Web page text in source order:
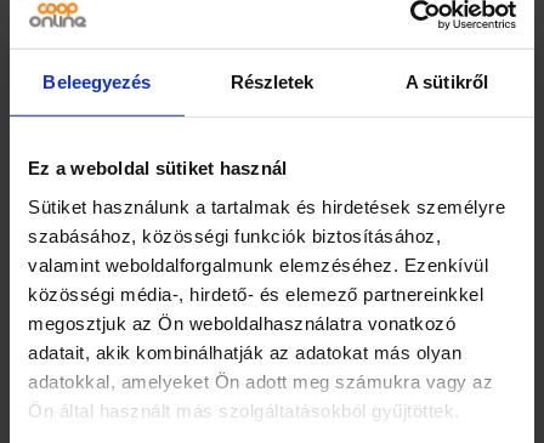
Beleegyezés Részletek A sütikről
Ez a weboldal sütiket használ
Sütiket használunk a tartalmak és hirdetések személyre
szabásához, közösségi funkciók biztosításához,
valamint weboldalforgalmunk elemzéséhez. Ezenkívül
közösségi média-, hirdető- és elemező partnereinkkel
megosztjuk az Ön weboldalhasználatra vonatkozó
adatait, akik kombinálhatják az adatokat más olyan
adatokkal, amelyeket Ön adott meg számukra vagy az
Ön által használt más szolgáltatásokból gyűjtöttek.
illeszkedve az asztalhoz,
– egy kefe a kendő tisztításához, az asztal
tökéletes állapotának megőrzéséhez,
felállítása a játék elején,
– biliárdkrétaEz a teljes készlet minden
szükséges elemet biztosít ahhoz, hogy a
gyerekek teljes mértékben élvezhessék a
biliárdozást, miközben fejlesztik a
kézügyességet, a koncentrációt és a szem-
kéz koordinációt. Az asztal könnyen
összeszerelhető és bárhol elhelyezhető.